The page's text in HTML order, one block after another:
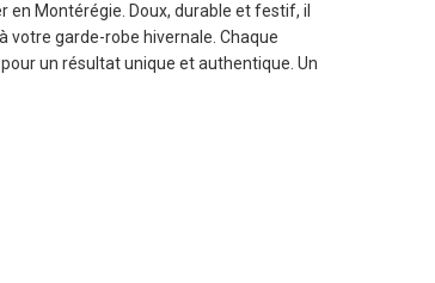
Montérégie. Doux, durable et festif, il
votre garde-robe hivernale. Chaque
un résultat unique et authentique. Un